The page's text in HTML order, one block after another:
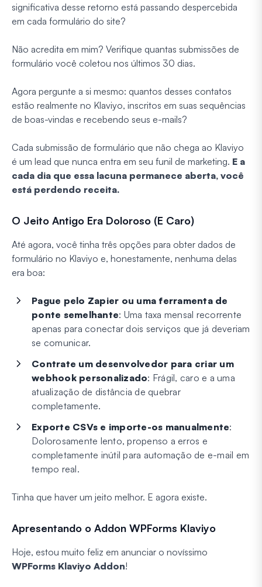
significativa desse retorno está passando despercebida
em cada formulário do site?
Não acredita em mim? Verifique quantas submissões de
formulário você coletou nos últimos 30 dias.
Agora pergunte a si mesmo: quantos desses contatos
estão realmente no Klaviyo, inscritos em suas sequências
de boas-vindas e recebendo seus e-mails?
Cada submissão de formulário que não chega ao Klaviyo
é um lead que nunca entra em seu funil de marketing. E a
cada dia que essa lacuna permanece aberta, você
está perdendo receita.
O Jeito Antigo Era Doloroso (E Caro)
Até agora, você tinha três opções para obter dados de
formulário no Klaviyo e, honestamente, nenhuma delas
era boa:
Pague pelo Zapier ou uma ferramenta de
ponte semelhante: Uma taxa mensal recorrente
apenas para conectar dois serviços que já deveriam
se comunicar.
Contrate um desenvolvedor para criar um
webhook personalizado: Frágil, caro e a uma
atualização de distância de quebrar
completamente.
Exporte CSVs e importe-os manualmente:
Dolorosamente lento, propenso a erros e
completamente inútil para automação de e-mail em
tempo real.
Tinha que haver um jeito melhor. E agora existe.
Apresentando o Addon WPForms Klaviyo
Hoje, estou muito feliz em anunciar o novíssimo
WPForms Klaviyo Addon!